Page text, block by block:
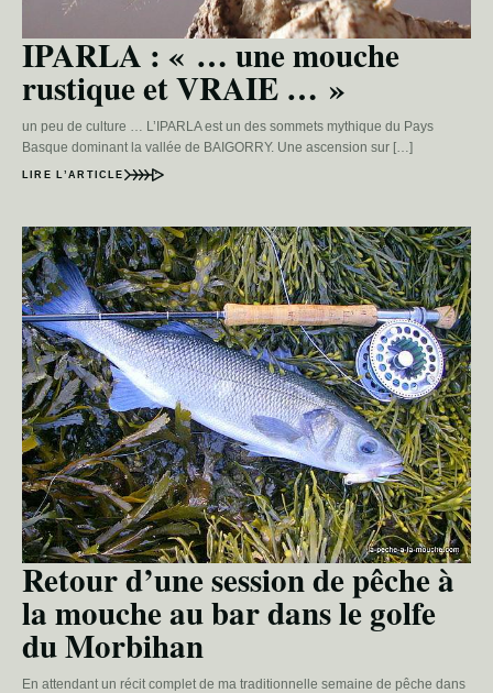
IPARLA : « … une mouche
rustique et VRAIE … »
un peu de culture … L’IPARLA est un des sommets mythique du Pays
Basque dominant la vallée de BAIGORRY. Une ascension sur […]
LIRE L’ARTICLE
Retour d’une session de pêche à
la mouche au bar dans le golfe
du Morbihan
En attendant un récit complet de ma traditionnelle semaine de pêche dans